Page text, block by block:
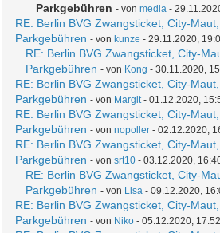
Parkgebühren - vonmedia -
RE: Berlin BVG Zwangsticket, City-
Parkgebühren - von kunze - 29.11.2020,
RE: Berlin BVG Zwangsticket, City-
Parkgebühren - von Kong - 30.11.2020,
RE: Berlin BVG Zwangsticket, City-
Parkgebühren - von Margit- 01.12.2020,
RE: Berlin BVG Zwangsticket, City-
Parkgebühren - vonnopoller - 02.12.2020,
RE: Berlin BVG Zwangsticket, City-
Parkgebühren - vonsrt10 - 03.12.2020,
RE: Berlin BVG Zwangsticket, City-
Parkgebühren - von Lisa - 09.12.2020,
RE: Berlin BVG Zwangsticket, City-
Parkgebühren - von Niko - 05.12.2020, 17:52